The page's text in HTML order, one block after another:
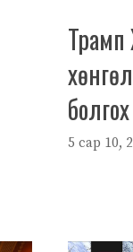
5 сар 10,